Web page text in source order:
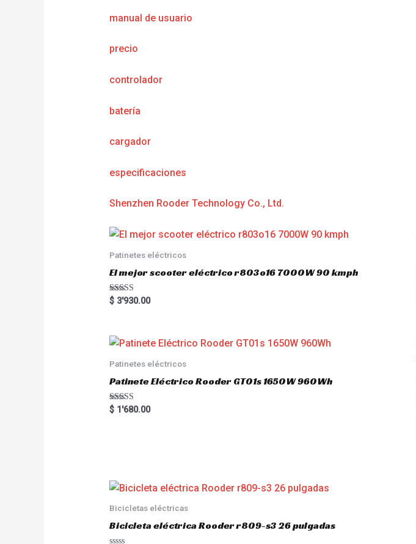
manual de usuario
precio
controlador
batería
cargador
especificaciones
Shenzhen Rooder Technology Co., Ltd.
Patinetes eléctricos
El mejor scooter eléctrico r803o16 7000W 90 kmph
Rated
5.00
$3'930.00
Patinetes eléctricos
Patinete Eléctrico Rooder GT01s 1650W 960Wh
Rated
5.00
$1'680.00
Bicicletas eléctricas
Bicicleta eléctrica Rooder r809-s3 26 pulgadas